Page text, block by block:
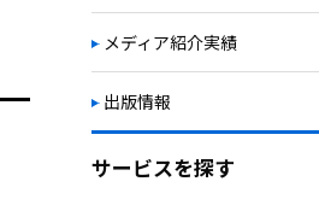
メディア紹介実績
出版情報
サービスを探す